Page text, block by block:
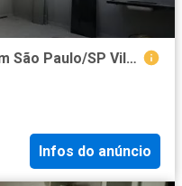
Casa / Sobrado para Venda em São Paulo/SP Vila Nhocune 3 Quartos
Infos do anúncio